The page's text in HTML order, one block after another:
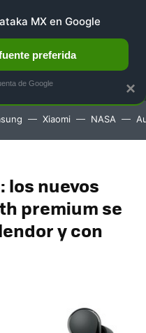
AUTO TERRITORIO
Xiaomi NASA
los nuevos
premium se
y con
×
MX en Google
preferida
de Google